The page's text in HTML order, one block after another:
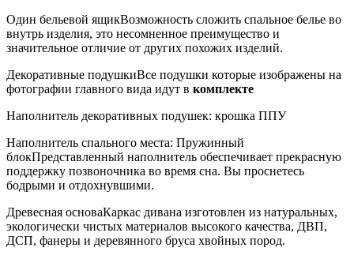
Один бельевой ящикВозможность сложить спальное белье во
внутрь изделия, это несомненное преимущество и
значительное отличие от других похожих изделий.
Декоративные подушкиВсе подушки которые изображены на
фотографии главного вида идут в комплекте
Наполнитель декоративных подушек: крошка ППУ
Наполнитель спального места: Пружинный
блокПредставленный наполнитель обеспечивает прекрасную
поддержку позвоночника во время сна. Вы проснетесь
бодрыми и отдохнувшими.
Древесная основаКаркас дивана изготовлен из натуральных,
экологически чистых материалов высокого качества, ДВП,
ДСП, фанеры и деревянного бруса хвойных пород.